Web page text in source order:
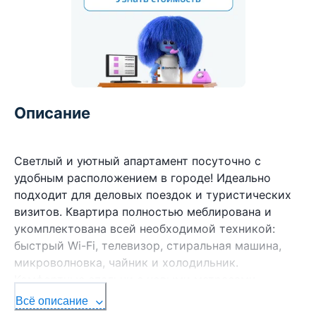
Описание
Светлый и уютный апартамент посуточно с
удобным расположением в городе! Идеально
подходит для деловых поездок и туристических
визитов. Квартира полностью меблирована и
укомплектована всей необходимой техникой:
быстрый Wi-Fi, телевизор, стиральная машина,
микроволновка, чайник и холодильник.
Комфортные спальни с новыми матрасами
гарантируют хороший отдых, подходит для
встреч и работы. Современная кухня оборудована
Всё описание